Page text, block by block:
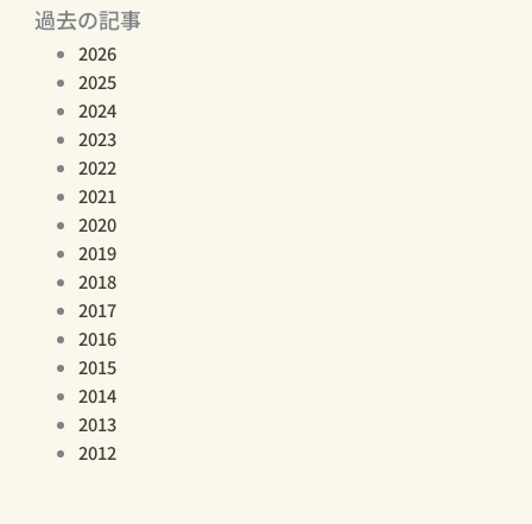
過去の記事
2026
2025
2024
2023
2022
2021
2020
2019
2018
2017
2016
2015
2014
2013
2012